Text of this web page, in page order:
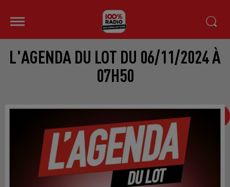
L'AGENDA DU LOT DU 06/11/2024 À
07H50